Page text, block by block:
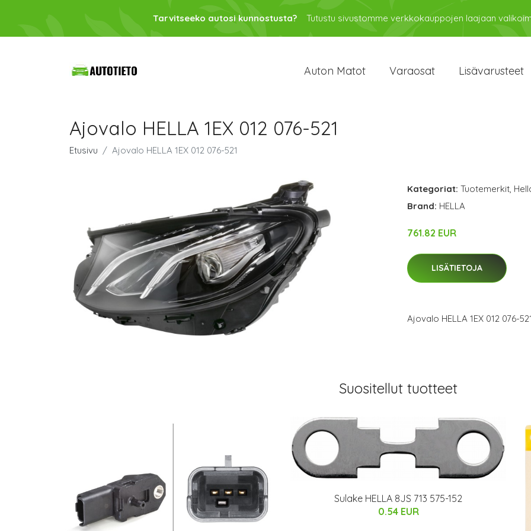
Tarvitseeko autosi kunnostusta? Tutustu sivustomme verkkokauppojen laajaan
Auton Matot Varaosat Lisävarusteet
Ajovalo HELLA 1EX 012 076-521
Etusivu Ajovalo HELLA 1EX 012 076-521
Kategoriat: Tuotemerkit,
Brand: HELLA
761.82 EUR
LISÄTIETOJA
Ajovalo HELLA 1EX 012 076-
Suositellut tuotteet
Sulake HELLA 8JS 713 575-152
0.54 EUR